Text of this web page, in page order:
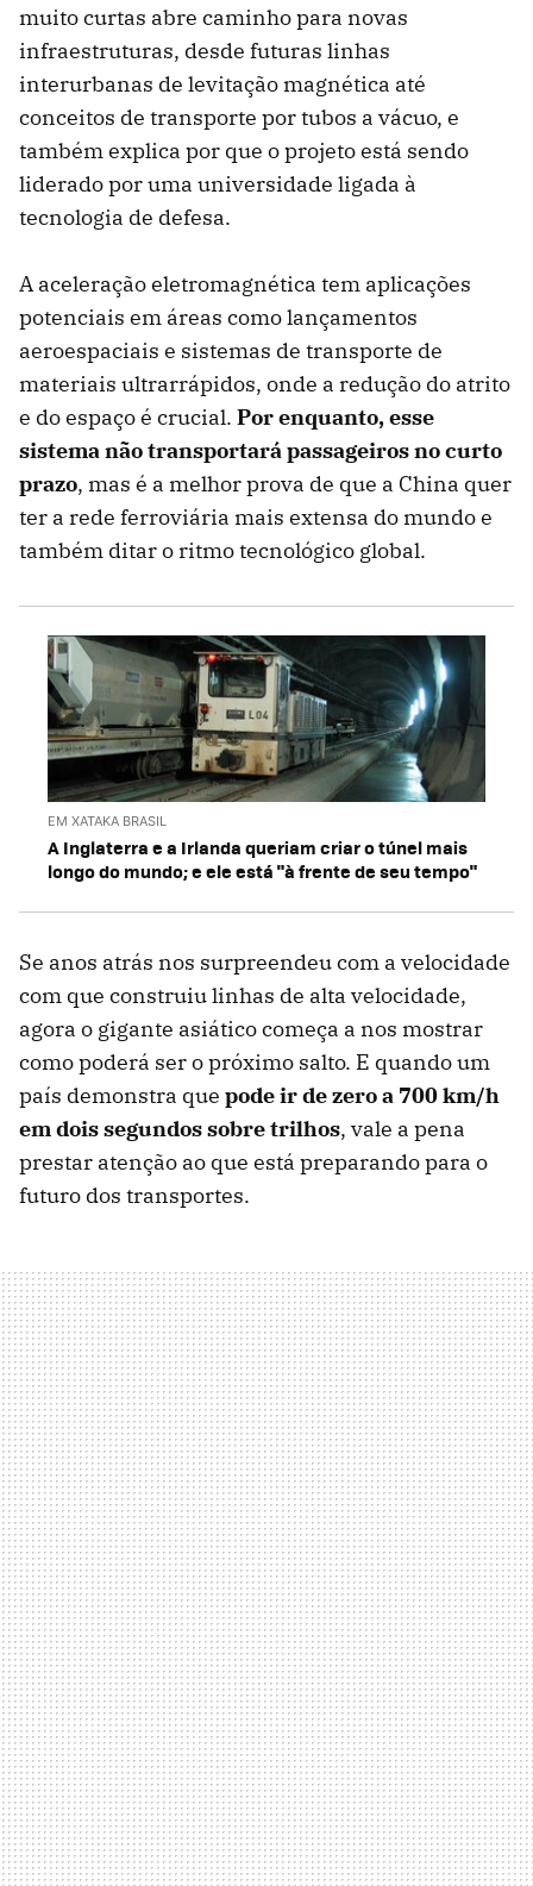
muito curtas abre caminho para novas
infraestruturas, desde futuras linhas
interurbanas de levitação magnética até
conceitos de transporte por tubos a vácuo, e
também explica por que o projeto está sendo
liderado por uma universidade ligada à
tecnologia de defesa.
A aceleração eletromagnética tem aplicações
potenciais em áreas como lançamentos
aeroespaciais e sistemas de transporte de
materiais ultrarrápidos, onde a redução do atrito
e do espaço é crucial. Por enquanto, esse
sistema não transportará passageiros no curto
prazo, mas é a melhor prova de que a China quer
ter a rede ferroviária mais extensa do mundo e
também ditar o ritmo tecnológico global.
EM XATAKA BRASIL
A Inglaterra e a Irlanda queriam criar o túnel mais
longo do mundo; e ele está "à frente de seu tempo"
Se anos atrás nos surpreendeu com a velocidade
com que construiu linhas de alta velocidade,
agora o gigante asiático começa a nos mostrar
como poderá ser o próximo salto. E quando um
país demonstra que pode ir de zero a 700 km/h
em dois segundos sobre trilhos, vale a pena
prestar atenção ao que está preparando para o
futuro dos transportes.